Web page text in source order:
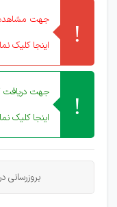
جهت مشاهده
اینجا کلیک
جهت دریافت
اینجا کلیک
بروزرسانی در تاریخ 31